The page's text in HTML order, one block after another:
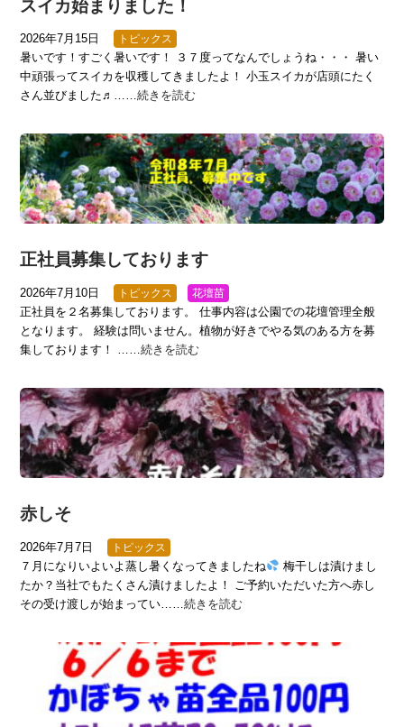
スイカ始まりました！
2026年7月15日 トピックス
暑いです！すごく暑いです！ ３７度ってなんでしょうね・・・ 暑い
中頑張ってスイカを収穫してきましたよ！ 小玉スイカが店頭にたく
さん並びました♬……続きを読む
正社員募集しております
2026年7月10日 トピックス 花壇苗
正社員を２名募集しております。 仕事内容は公園での花壇管理全般
となります。 経験は問いません。植物が好きでやる気のある方を募
集しております！ ……続きを読む
赤しそ
2026年7月7日 トピックス
７月になりいよいよ蒸し暑くなってきましたね
梅干しは漬けまし
たか？当社でもたくさん漬けましたよ！ ご予約いただいた方へ赤し
その受け渡しが始まってい……続きを読む